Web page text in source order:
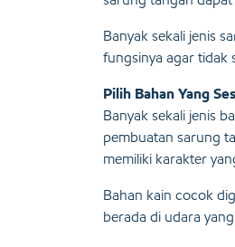
Banyak sekali jenis
fungsinya agar tidak
Pilih Bahan Yang
Banyak sekali jenis
pembuatan sarung
memiliki karakter
Bahan kain cocok
berada di udara